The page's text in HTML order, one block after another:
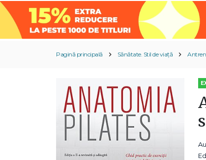
Pagină principală Sănătate. Stil de viață